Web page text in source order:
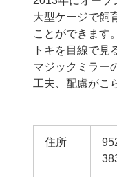
大型ケージで飼
ことができます
トキを目線で見
マジックミラー
工夫、配慮がこ
住所